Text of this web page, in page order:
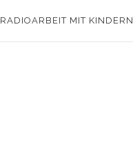
RADIOARBEIT MIT KINDERN